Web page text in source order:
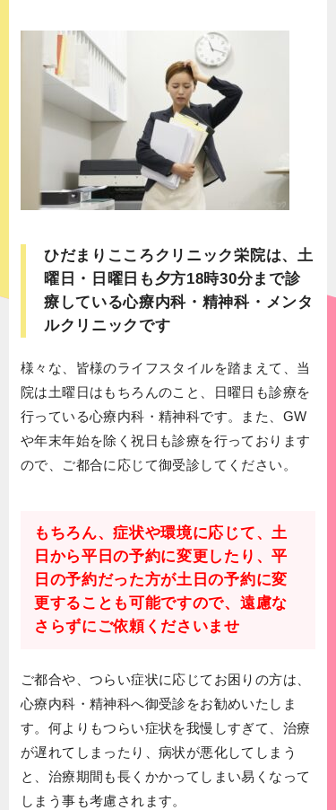
ひだまりこころクリニック栄院は、土
曜日・日曜日も夕方18時30分まで診
療している心療内科・精神科・メンタ
ルクリニックです
様々な、皆様のライフスタイルを踏まえて、当
院は土曜日はもちろんのこと、日曜日も診療を
行っている心療内科・精神科です。また、GW
や年末年始を除く祝日も診療を行っております
ので、ご都合に応じて御受診してください。
もちろん、症状や環境に応じて、土
日から平日の予約に変更したり、平
日の予約だった方が土日の予約に変
更することも可能ですので、遠慮な
さらずにご依頼くださいませ
ご都合や、つらい症状に応じてお困りの方は、
心療内科・精神科へ御受診をお勧めいたしま
す。何よりもつらい症状を我慢しすぎて、治療
が遅れてしまったり、病状が悪化してしまう
と、治療期間も長くかかってしまい易くなって
しまう事も考慮されます。